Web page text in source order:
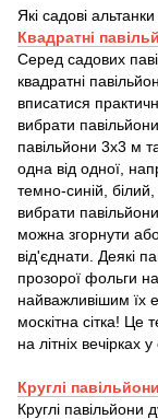
Які садові
Квадратні
Серед садових
квадратні
вписатися
вибрати
павільйони 3х3 м
одна від одної,
темно-синій,
вибрати
можна згорнути або
від'єднати. Деякі
прозорої фольги
найважливішим їх
москітна сітка!
на літніх вечірках
Круглі павільйони
Круглі павільйони